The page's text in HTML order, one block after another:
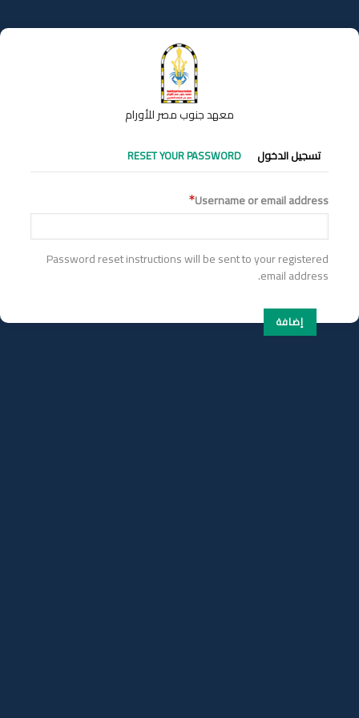
إلى
المحتوى
معهد جنوب مصر للأورام
التبويبات
الأساسية
تسجيل الدخول RESET YOUR PASSWORD
Username or email address
Password reset instructions will be sent to your registered
email address.